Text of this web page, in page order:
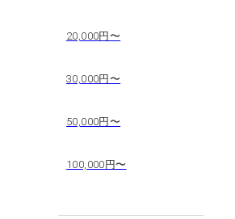
20,000円〜
30,000円〜
50,000円〜
100,000円〜